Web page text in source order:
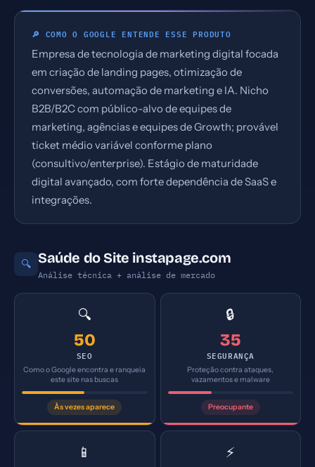
🔎 COMO O GOOGLE ENTENDE ESSE PRODUTO
Empresa de tecnologia de marketing digital focada
em criação de landing pages, otimização de
conversões, automação de marketing e IA. Nicho
B2B/B2C com público-alvo de equipes de
marketing, agências e equipes de Growth; provável
ticket médio variável conforme plano
(consultivo/enterprise). Estágio de maturidade
digital avançado, com forte dependência de SaaS e
integrações.
🔍 Saúde do Site instapage.com
Análise técnica + análise de mercado
🔍
50
SEO
Como o Google encontra e ranqueia
este site nas buscas
Às vezes aparece
🔒
35
SEGURANÇA
Proteção contra ataques,
vazamentos e malware
Preocupante
📱 ⚡